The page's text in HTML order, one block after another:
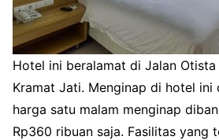
Hotel ini beralamat di Jalan Otista
Kramat Jati. Menginap di hotel ini
harga satu malam menginap
Rp360 ribuan saja. Fasilitas yang